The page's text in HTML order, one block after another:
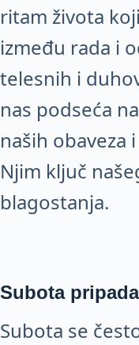
ritam života
između rada i
telesnih i
nas podseća
naših obaveza
Njim ključ
blagostanja.
Subota
Subota se